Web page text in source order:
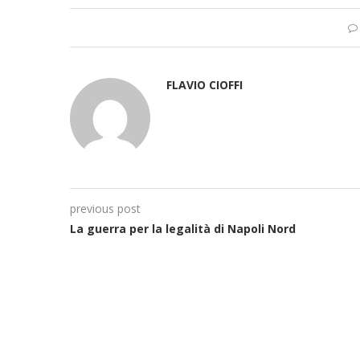
FLAVIO CIOFFI
previous post
La guerra per la legalità di Napoli Nord